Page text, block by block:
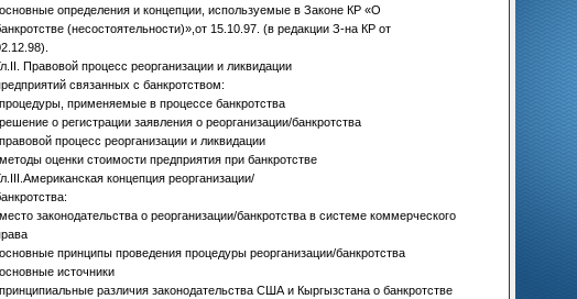
определения и концепции, используемые в Законе КР «О
(несостоятельности)»,от 15.10.97. (в редакции З-на КР от
Правовой процесс реорганизации и ликвидации
связанных с банкротством:
применяемые в процессе банкротства
о регистрации заявления о реорганизации/банкротства
процесс реорганизации и ликвидации
оценки стоимости предприятия при банкротстве
концепция реорганизации/
законодательства о реорганизации/банкротства в системе коммерческого
принципы проведения процедуры реорганизации/банкротства
источники
различия законодательства США и Кыргызстана о банкротстве